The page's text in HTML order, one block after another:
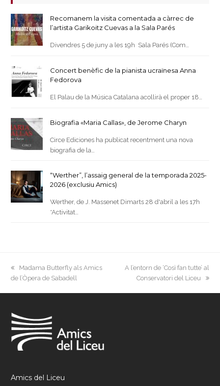
Recomanem la visita comentada a càrrec de
l’artista Garikoitz Cuevas a la Sala Parés
Divendres 5 de juny a les 19h Sala Parés (Com…
Concert benèfic de la pianista ucraïnesa Anna
Fedorova
El Palau de la Música Catalana acollirà el proper 18…
Biografia «Maria Callas», de Jerome Charyn
Circe Ediciones ha publicat recentment una nova
biografia de la…
“Werther”, l’assaig general de la temporada 2025-
2026 (exclusiu Amics)
Werther, de J. Massenet Dimarts 28 d'abril a les 17h
*Activitat…
previous
post:
Madama Butterfly als Amics
de l’Òpera de Sabadell
next
post:
A l’entorn de ‘Così fan tutte’ al
Conservatori del Liceu
Amics del Liceu